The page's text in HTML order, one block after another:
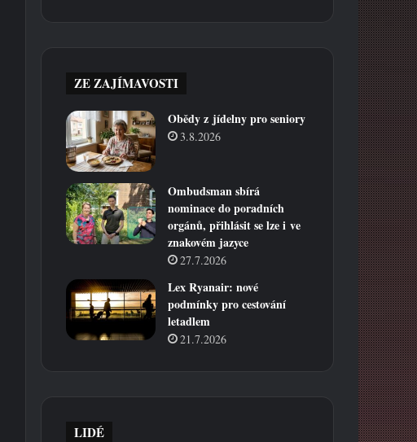
ZE ZAJÍMAVOSTI
Obědy z jídelny pro seniory
3.8.2026
Ombudsman sbírá
nominace do poradních
orgánů, přihlásit se lze i ve
znakovém jazyce
27.7.2026
Lex Ryanair: nové
podmínky pro cestování
letadlem
21.7.2026
LIDÉ